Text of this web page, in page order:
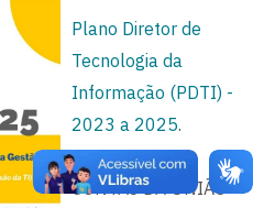
Plano Diretor de
Tecnologia da
Informação (PDTI) -
2023 a 2025.
TRIBUNAL DE
CONTAS DA UNIÃO